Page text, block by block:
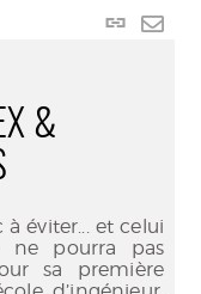
Lien
&
éviter... et celui
ne pourra pas
sa première